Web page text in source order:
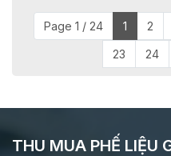
Page 1 / 24 1 2
23 24
THU MUA PHẾ LIỆU